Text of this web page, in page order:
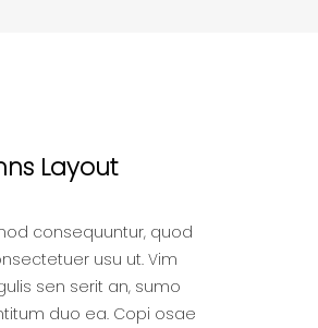
Layout
consequuntur, quod
usu ut. Vim
sen serit an, sumo
duo ea. Copi osae